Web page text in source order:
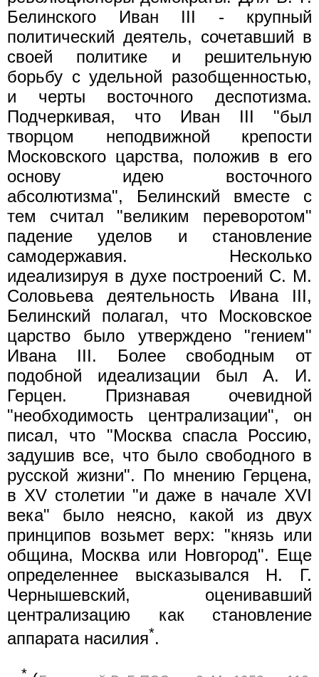
Белинского Иван III - крупный
политический деятель, сочетавший в
своей политике и решительную
борьбу с удельной разобщенностью,
и черты восточного деспотизма.
Подчеркивая, что Иван III "был
творцом неподвижной крепости
Московского царства, положив в его
основу идею восточного
абсолютизма", Белинский вместе с
тем считал "великим переворотом"
падение уделов и становление
самодержавия. Несколько
идеализируя в духе построений С. М.
Соловьева деятельность Ивана III,
Белинский полагал, что Московское
царство было утверждено "гением"
Ивана III. Более свободным от
подобной идеализации был А. И.
Герцен. Признавая очевидной
"необходимость централизации", он
писал, что "Москва спасла Россию,
задушив все, что было свободного в
русской жизни". По мнению Герцена,
в XV столетии "и даже в начале XVI
века" было неясно, какой из двух
принципов возьмет верх: "князь или
община, Москва или Новгород". Еще
определеннее высказывался Н. Г.
Чернышевский, оценивавший
централизацию как становление
аппарата насилия*.
*